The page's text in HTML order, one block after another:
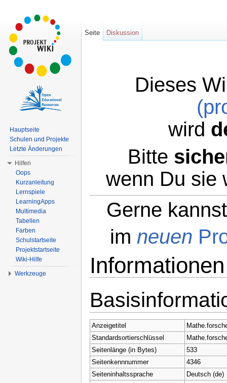
Dieses
wird
Bitte
wenn Du sie
Gerne
im neuen
Anzeigetitel
Standardsortierschlüssel
Seitenlänge (in Bytes)
533
Seitenkennnummer
4346
Seiteninhaltssprache
Deutsch (de)
Seite Diskussion
Hauptseite
Schulen und Projekte
Letzte Änderungen
Hilfen
Oops
Kurzanleitung
Lernspiele
LearningApps
Multimedia
Tabellen
Farben
Schulstartseite
Projektstartseite
Wiki-Hilfe
Werkzeuge